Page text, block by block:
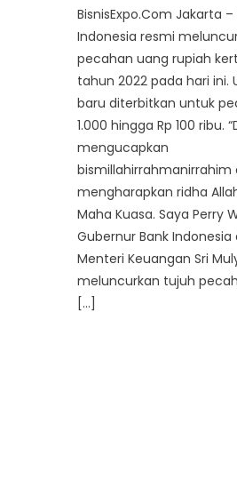
BisnisExpo.Com Jakarta –
Indonesia resmi
pecahan uang rupiah
tahun 2022 pada hari ini.
baru diterbitkan untuk
1.000 hingga Rp 100 ribu.
mengucapkan
bismillahirrahmanirrahim
mengharapkan ridha
Maha Kuasa. Saya Perry
Gubernur Bank Indonesia
Menteri Keuangan Sri
meluncurkan tujuh
[…]